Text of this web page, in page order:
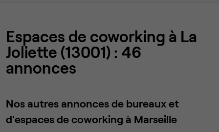
Espaces de coworking à La
Joliette (13001) : 46
annonces
Nos autres annonces de bureaux et
d'espaces de coworking à Marseille